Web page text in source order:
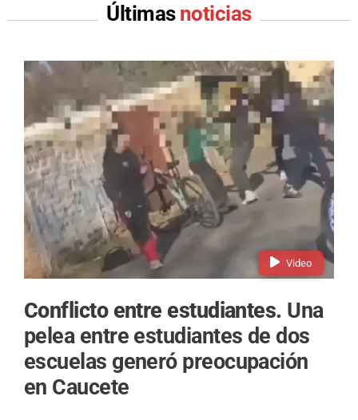
Últimas noticias
Video
Conflicto entre estudiantes. Una
pelea entre estudiantes de dos
escuelas generó preocupación
en Caucete